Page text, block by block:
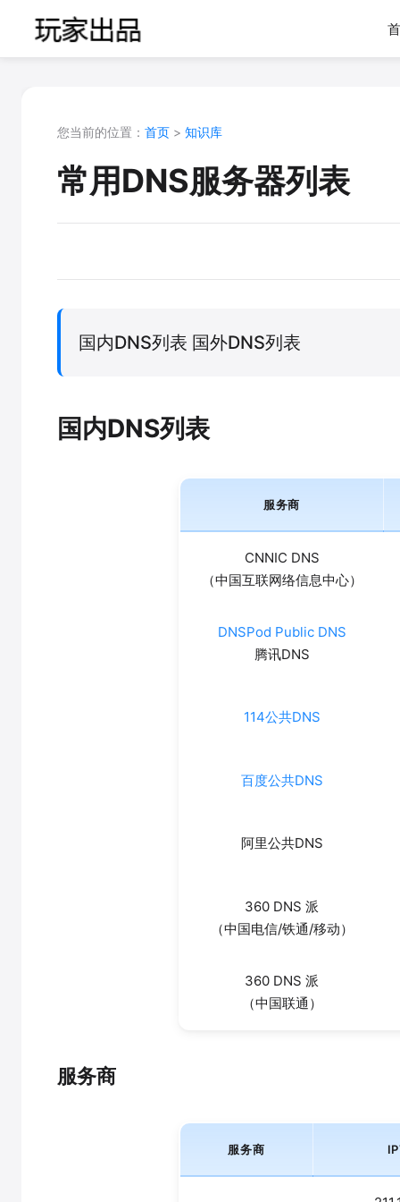
您当前的位置： 首页 > 知识库
常用DNS服务器列表
国内DNS列表 国外DNS列表
国内DNS列表
服务商
CNNIC DNS
（中国互联网络信息中心）
DNSPod Public DNS
腾讯DNS
114公共DNS‌
百度公共DNS‌
阿里公共DNS‌
360 DNS 派
（中国电信/铁通/移动）
360 DNS 派
（中国联通）
服务商
服务商